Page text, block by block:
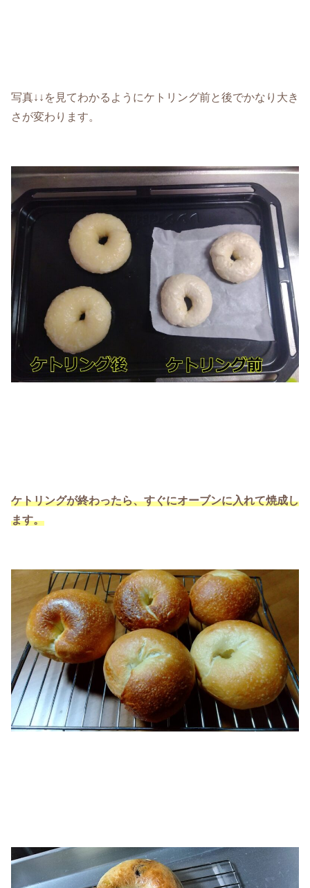
写真↓↓を見てわかるようにケトリング前と後でかなり大き
さが変わります。
ケトリングが終わったら、すぐにオーブンに入れて焼成し
ます。